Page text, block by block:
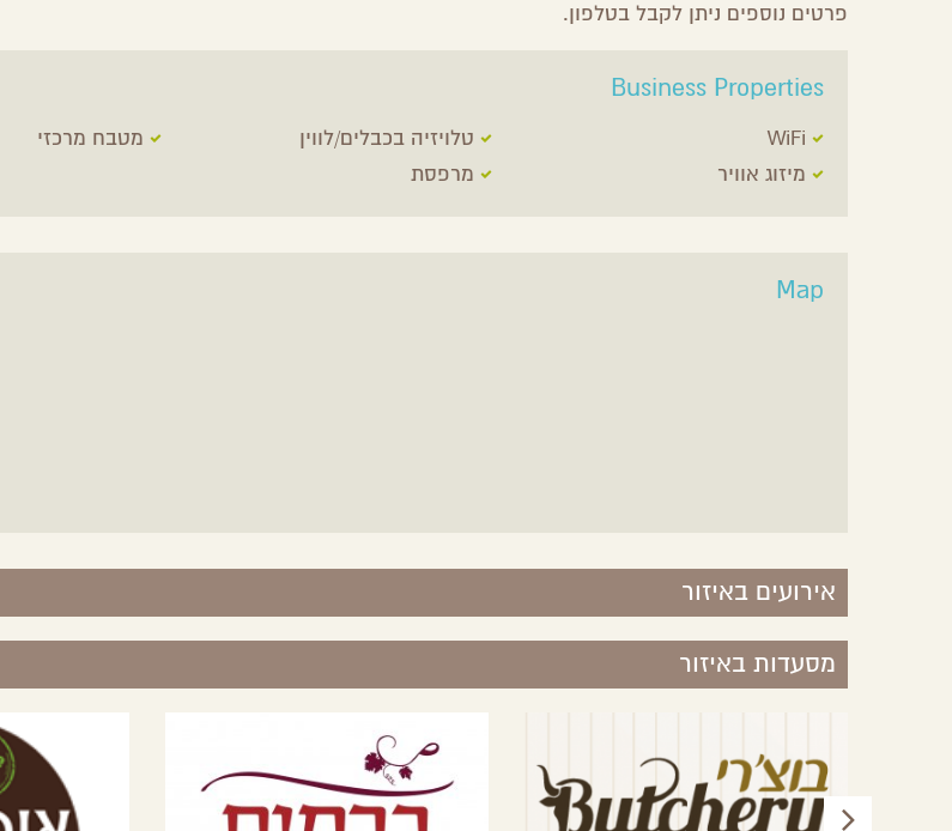
פרטים נוספים ניתן לקבל בטלפון.
Business Properties
WiFi טלויזיה בכבלים/לווין
מטבח מרכזי
מיזוג אוויר
מרפסת
Map
אירועים באיזור
מסעדות באיזור